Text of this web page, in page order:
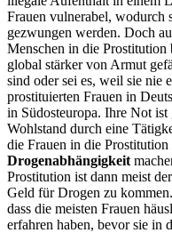
Frauen vulnerabel, wodurch
gezwungen werden. Doch
Menschen in die
global stärker von Armut
sind oder sei es, weil sie nie
prostituierten Frauen in
in Südosteuropa. Ihre Not
Wohlstand durch eine
die Frauen in die Prostitution
Drogenabhängigkeit
Prostitution ist dann meist
Geld für Drogen zu
dass die meisten Frauen
erfahren haben, bevor sie in